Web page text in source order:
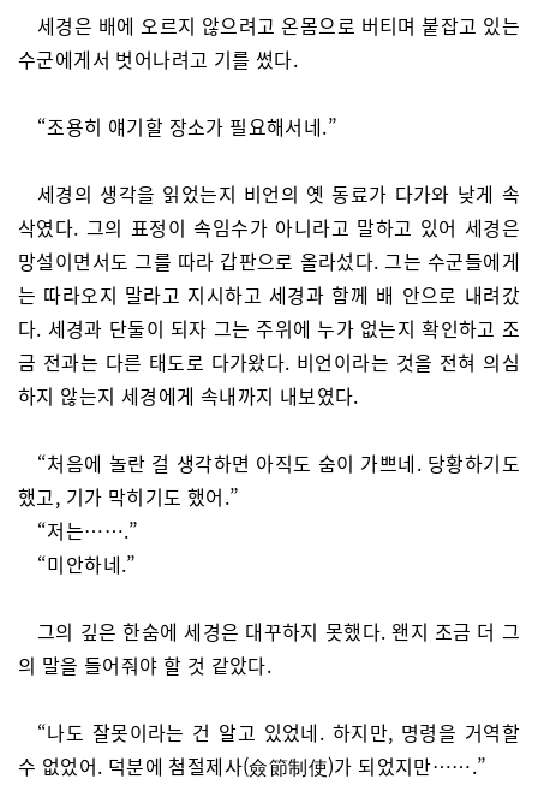
세경은 배에 오르지 않으려고 온몸으로 버티며 붙잡고 있는
수군에게서 벗어나려고 기를 썼다.
“조용히 얘기할 장소가 필요해서네.”
세경의 생각을 읽었는지 비언의 옛 동료가 다가와 낮게 속
삭였다. 그의 표정이 속임수가 아니라고 말하고 있어 세경은
망설이면서도 그를 따라 갑판으로 올라섰다. 그는 수군들에게
는 따라오지 말라고 지시하고 세경과 함께 배 안으로 내려갔
다. 세경과 단둘이 되자 그는 주위에 누가 없는지 확인하고 조
금 전과는 다른 태도로 다가왔다. 비언이라는 것을 전혀 의심
하지 않는지 세경에게 속내까지 내보였다.
“처음에 놀란 걸 생각하면 아직도 숨이 가쁘네. 당황하기도
했고, 기가 막히기도 했어.”
“저는…….”
“미안하네.”
그의 깊은 한숨에 세경은 대꾸하지 못했다. 왠지 조금 더 그
의 말을 들어줘야 할 것 같았다.
“나도 잘못이라는 건 알고 있었네. 하지만, 명령을 거역할
수 없었어. 덕분에 첨절제사(僉節制使)가 되었지만…….”